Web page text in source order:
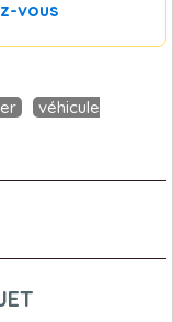
vous
véhicule